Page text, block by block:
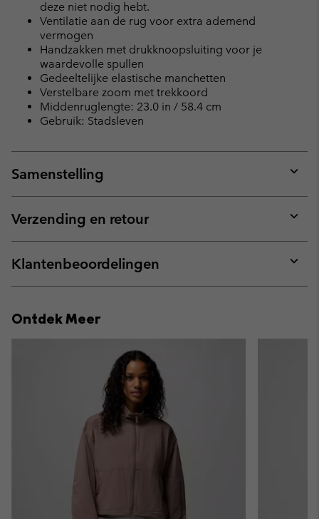
deze niet nodig hebt.
Ventilatie aan de rug voor extra ademend
vermogen
Handzakken met drukknoopsluiting voor je
waardevolle spullen
Gedeeltelijke elastische manchetten
Verstelbare zoom met trekkoord
Middenruglengte: 23.0 in / 58.4 cm
Gebruik: Stadsleven
Samenstelling
or
Verzending en retour
or
Klantenbeoordelingen
or
Ontdek Meer